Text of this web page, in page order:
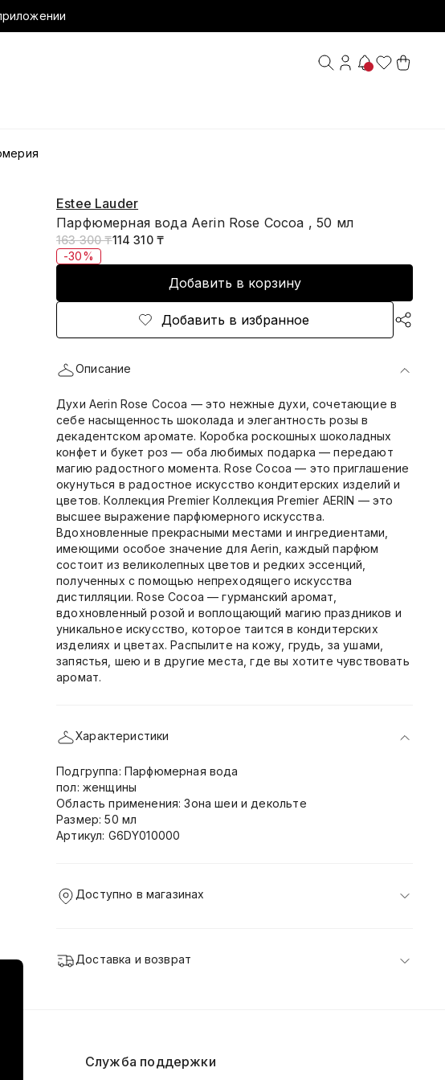
Estee Lauder
Парфюмерная вода Aerin Rose Cocoa , 50 мл
163 300 ₸114 310 ₸
-30%
Добавить в корзину
Добавить в избранное
Описание
Духи Aerin Rose Cocoa — это нежные духи, сочетающие в
себе насыщенность шоколада и элегантность розы в
декадентском аромате. Коробка роскошных шоколадных
конфет и букет роз — оба любимых подарка — передают
магию радостного момента. Rose Cocoa — это приглашение
окунуться в радостное искусство кондитерских изделий и
цветов. Коллекция Premier Коллекция Premier AERIN — это
высшее выражение парфюмерного искусства.
Вдохновленные прекрасными местами и ингредиентами,
имеющими особое значение для Aerin, каждый парфюм
состоит из великолепных цветов и редких эссенций,
полученных с помощью непреходящего искусства
дистилляции. Rose Cocoa — гурманский аромат,
вдохновленный розой и воплощающий магию праздников и
уникальное искусство, которое таится в кондитерских
изделиях и цветах. Распылите на кожу, грудь, за ушами,
запястья, шею и в другие места, где вы хотите чувствовать
аромат.
Характеристики
Подгруппа: Парфюмерная вода
пол: женщины
Область применения: Зона шеи и декольте
Размер: 50 мл
Артикул: G6DY010000
Доступно в магазинах
Доставка и возврат
Служба поддержки